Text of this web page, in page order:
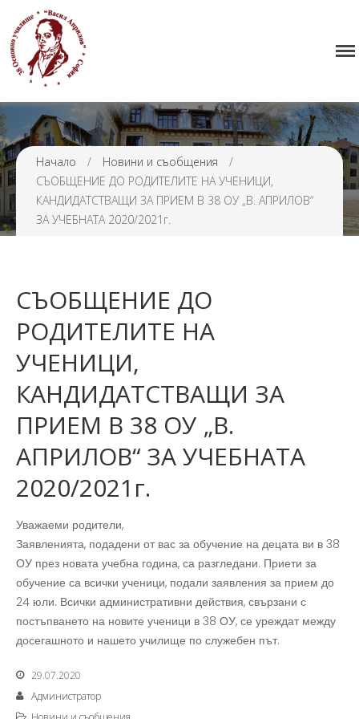
Нормативна уредба
Прием
Проекти и дейности
Седмично разписание
Начало / Новини и съобщения
/
СЪОБЩЕНИЕ ДО РОДИТЕЛИТЕ НА УЧЕНИЦИ,
КАНДИДАТСТВАЩИ ЗА ПРИЕМ В 38 ОУ „В. АПРИЛОВ“
ЗА УЧЕБНАТА 2020/2021г.
СЪОБЩЕНИЕ ДО
РОДИТЕЛИТЕ НА
УЧЕНИЦИ,
КАНДИДАТСТВАЩИ ЗА
ПРИЕМ В 38 ОУ „В.
АПРИЛОВ“ ЗА УЧЕБНАТА
2020/2021г.
Уважаеми родители,
Заявленията, подадени от вас за обучение на децата ви в 38
ОУ през новата учебна година, са разгледани. Приети за
обучение са всички ученици, подали заявления за прием до
24 юли. Всички административни действия, свързани с
постъпването на новите ученици в 38 ОУ, се уреждат между
досегашното и нашето училище по служебен път.
29.07.2020
Администратор